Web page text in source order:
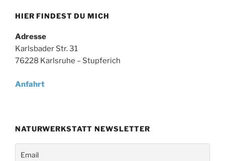
HIER FINDEST DU MICH
Adresse
Karlsbader Str. 31
76228 Karlsruhe – Stupferich
Anfahrt
NATURWERKSTATT NEWSLETTER